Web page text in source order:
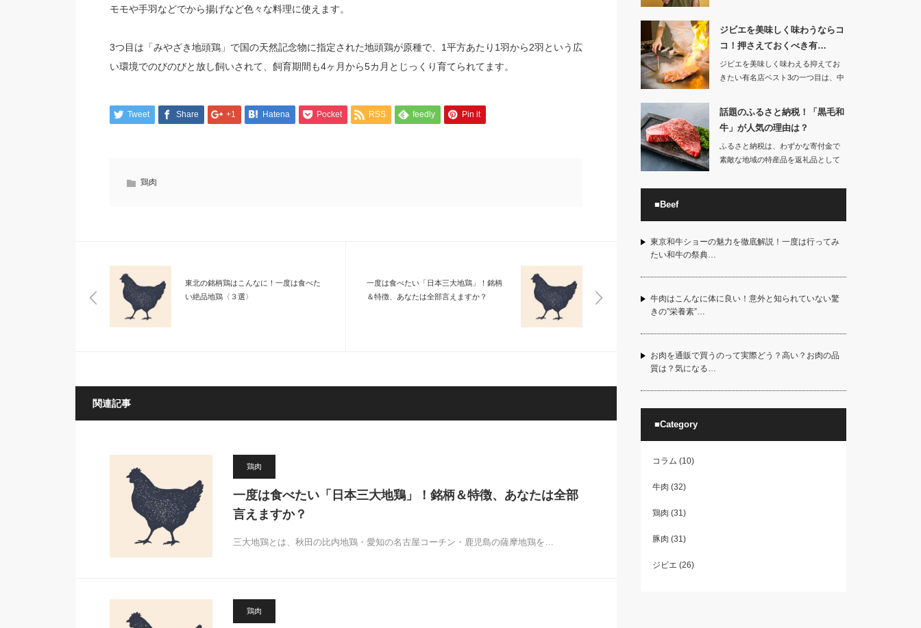
モモや手羽などでから揚げなど色々な料理に使えます。
3つ目は「みやざき地頭鶏」で国の天然記念物に指定された地頭鶏が原種で、1平方あたり1羽から2羽という広
い環境でのびのびと放し飼いされて、飼育期間も4ヶ月から5カ月とじっくり育てられてます。
Tweet Share +1 Hatena Pocket RSS feedly Pin it
鶏肉
東北の銘柄鶏はこんなに！一度は食べた
い絶品地鶏〈３選〉
一度は食べたい「日本三大地鶏」！銘柄
＆特徴、あなたは全部言えますか？
関連記事
鶏肉
一度は食べたい「日本三大地鶏」！銘柄＆特徴、あなたは全部
言えますか？
三大地鶏とは、秋田の比内地鶏・愛知の名古屋コーチン・鹿児島の薩摩地鶏を…
鶏肉
ジビエを美味しく味わうならコ
コ！押さえておくべき有…
ジビエを美味しく味わえる抑えてお
きたい有名店ベスト3の一つ目は、中
話題のふるさと納税！「黒毛和
牛」が人気の理由は？
ふるさと納税は、わずかな寄付金で
素敵な地域の特産品を返礼品として
■Beef
東京和牛ショーの魅力を徹底解説！一度は行ってみ
たい和牛の祭典…
牛肉はこんなに体に良い！意外と知られていない驚
きの”栄養素”…
お肉を通販で買うのって実際どう？高い？お肉の品
質は？気になる…
■Category
コラム (10)
牛肉 (32)
鶏肉 (31)
豚肉 (31)
ジビエ (26)